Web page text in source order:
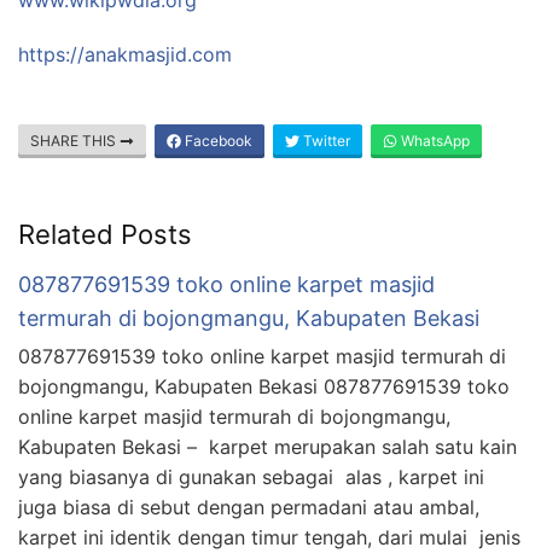
https://anakmasjid.com
SHARE THIS Facebook Twitter WhatsApp
Related Posts
087877691539 toko online karpet masjid
termurah di bojongmangu, Kabupaten Bekasi
087877691539 toko online karpet masjid termurah di
bojongmangu, Kabupaten Bekasi 087877691539 toko
online karpet masjid termurah di bojongmangu,
Kabupaten Bekasi – karpet merupakan salah satu kain
yang biasanya di gunakan sebagai alas , karpet ini
juga biasa di sebut dengan permadani atau ambal,
karpet ini identik dengan timur tengah, dari mulai jenis